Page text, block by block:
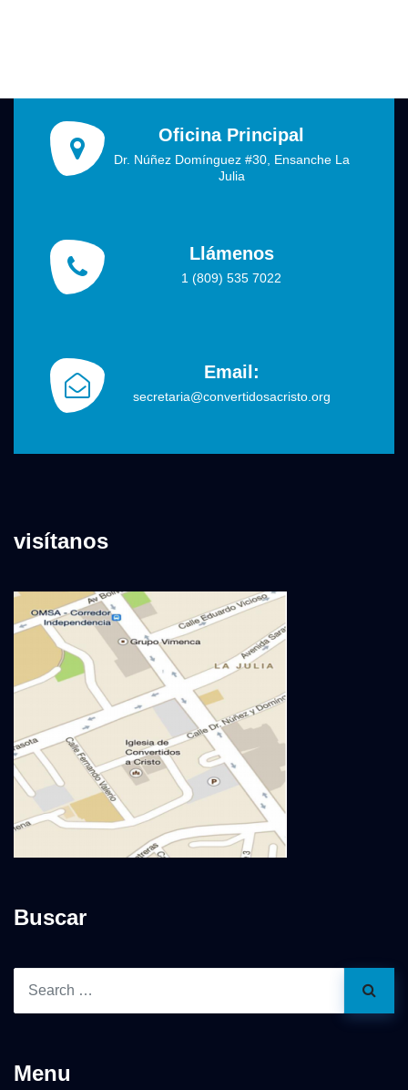
Oficina Principal
Dr. Núñez Domínguez #30, Ensanche La
Julia
Llámenos
1 (809) 535 7022
Email:
secretaria@convertidosacristo.org
visítanos
Buscar
Menu